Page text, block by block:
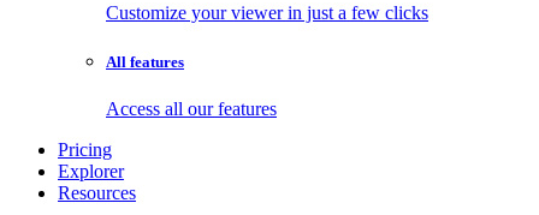
Customize your viewer in just a few clicks
All features
Access all our features
Pricing
Explorer
Resources